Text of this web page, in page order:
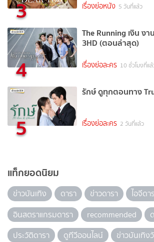
3 เรื่องย่อหนัง 5 วันที่แล้ว
4
The Running เงิน ง
3HD (ตอนล่าสุด)
เรื่องย่อละคร 10 ชั่วโมงที่แ
5
รักษ์ ดูทุกตอนทาง
เรื่องย่อละคร 2 วันที่แล้ว
แท็กยอดนิยม
ข่าวบันเทิง ดารา ข่าวดารา
ไอจีดา
อินสตราแกรมดารา
recommended
ประวัติดารา
ดูทีวีออนไลน์ ข่าวบันเทิง